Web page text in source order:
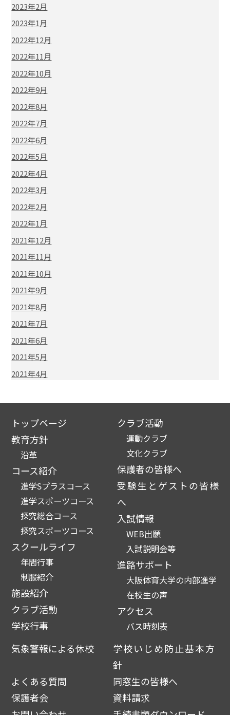
2023年2月
2023年1月
2022年12月
2022年11月
2022年10月
2022年9月
2022年8月
2022年7月
2022年6月
2022年5月
2022年4月
2022年3月
2022年2月
2022年1月
2021年12月
2021年11月
2021年10月
2021年9月
2021年8月
2021年7月
2021年6月
2021年5月
2021年4月
トップページ
教育方針
沿革
コース紹介
進学Sプラスコース
進学スポーツコース
探究総合コース
探究スポーツコース
スクールライフ
年間行事
制服紹介
施設紹介
クラブ活動
学校行事
クラブ活動
運動クラブ
文化クラブ
保護者の皆様へ
受験生とゲストの皆様
へ
入試情報
WEB出願
入試説明会等
進路サポート
大阪体育大学の内部進学
在校生の声
アクセス
バス時刻表
気象警報による休校
学校いじめ防止基本方
針
よくある質問
同窓生の皆様へ
保護者会
資料請求